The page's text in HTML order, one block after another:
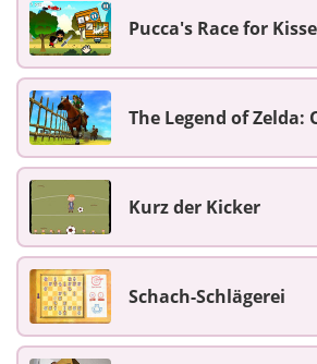
Pucca's Race for
The Legend of Zelda:
Kurz der Kicker
Schach-Schlägerei